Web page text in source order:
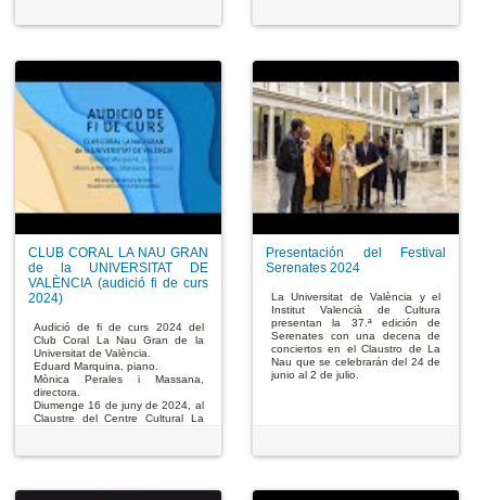
CLUB CORAL LA NAU GRAN
de la UNIVERSITAT DE
VALÈNCIA (audició fi de curs
2024)
Audició de fi de curs 2024 del
Club Coral La Nau Gran de la
Universitat de València.
Eduard Marquina, piano.
Mònica Perales i Massana,
directora.
Diumenge 16 de juny de 2024, al
Claustre del Centre Cultural La
Presentación del Festival
Serenates 2024
La Universitat de València y el
Institut Valencià de Cultura
presentan la 37.ª edición de
Serenates con una decena de
conciertos en el Claustro de La
Nau que se celebrarán del 24 de
junio al 2 de julio.